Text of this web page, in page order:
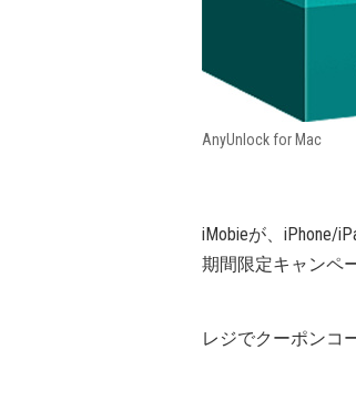
AnyUnlock for Mac
iMobieが、iPhone/
期間限定キャンペ
レジでクーポンコ